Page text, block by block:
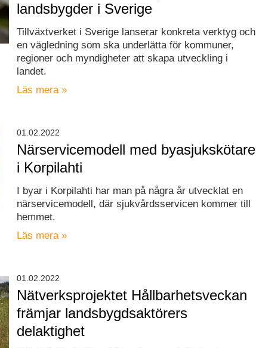
landsbygder i Sverige
Tillväxtverket i Sverige lanserar konkreta verktyg och
en vägledning som ska underlätta för kommuner,
regioner och myndigheter att skapa utveckling i
landet.
Läs mera »
Närservicemodell med byasjukskötare
i Korpilahti
I byar i Korpilahti har man på några år utvecklat en
närservicemodell, där sjukvårdsservicen kommer till
hemmet.
Läs mera »
01.02.2022
Nätverksprojektet Hållbarhetsveckan
främjar landsbygdsaktörers
delaktighet
01.02.2022